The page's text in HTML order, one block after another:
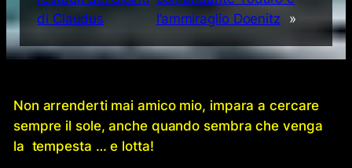
di Claudus
l’ammiraglio Doenitz
»
Non arrenderti mai amico mio, impara a cercare
sempre il sole, anche quando sembra che venga
la tempesta … e lotta!